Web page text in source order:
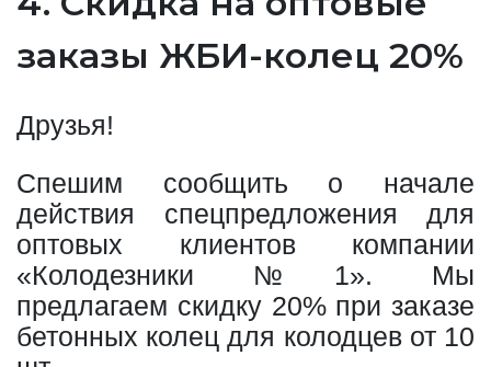
заказы ЖБИ-колец 20%
Друзья!
Спешим сообщить о начале
действия спецпредложения для
оптовых клиентов компании
«Колодезники №1». Мы
предлагаем скидку 20% при заказе
бетонных колец для колодцев от 10